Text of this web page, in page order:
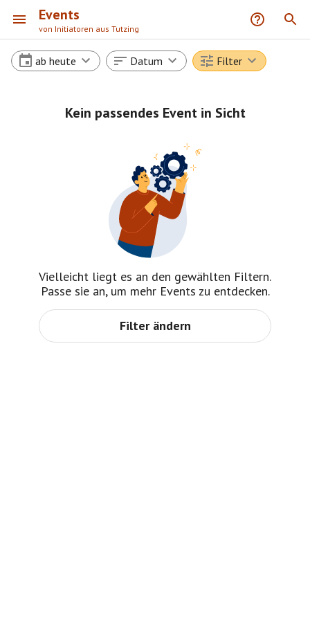
Events
von Initiatoren aus Tutzing
ab heute Datum Filter
Kein passendes Event in Sicht
Vielleicht liegt es an den gewählten Filtern.
Passe sie an, um mehr Events zu entdecken.
Filter ändern